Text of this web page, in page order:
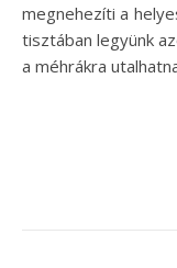
megnehezíti a
tisztában legyünk
a méhrákra